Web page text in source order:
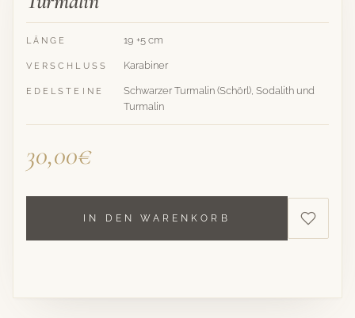
LÄNGE 19 +5 cm
VERSCHLUSS Karabiner
EDELSTEINE
Schwarzer Turmalin (Schörl), Sodalith und
Turmalin
30,00€
IN DEN WARENKORB